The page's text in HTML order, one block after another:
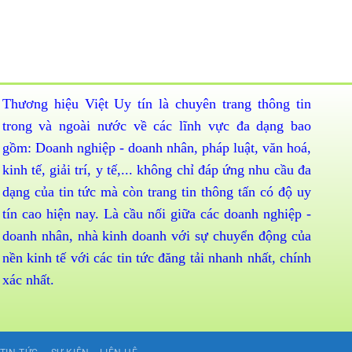
Thương hiệu Việt Uy tín là chuyên trang thông tin
trong và ngoài nước về các lĩnh vực đa dạng bao
gồm: Doanh nghiệp - doanh nhân, pháp luật, văn hoá,
kinh tế, giải trí, y tế,... không chỉ đáp ứng nhu cầu đa
dạng của tin tức mà còn trang tin thông tấn có độ uy
tín cao hiện nay. Là cầu nối giữa các doanh nghiệp -
doanh nhân, nhà kinh doanh với sự chuyển động của
nền kinh tế với các tin tức đăng tải nhanh nhất, chính
xác nhất.